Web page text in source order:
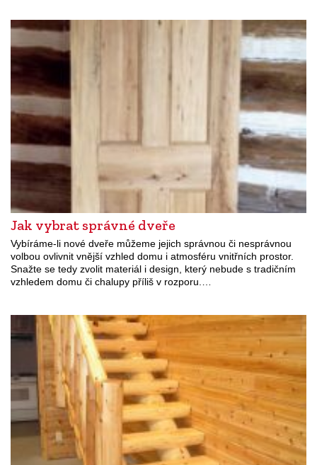
Jak vybrat správné dveře
Vybíráme-li nové dveře můžeme jejich správnou či nesprávnou
volbou ovlivnit vnější vzhled domu i atmosféru vnitřních prostor.
Snažte se tedy zvolit materiál i design, který nebude s tradičním
vzhledem domu či chalupy příliš v rozporu.…